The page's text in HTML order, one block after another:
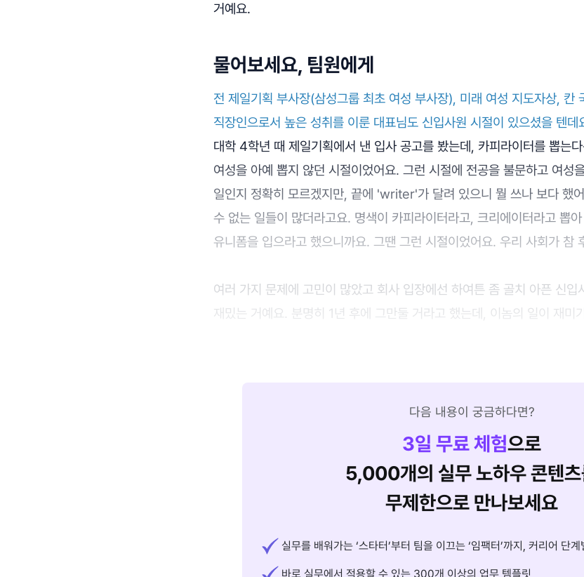
거예요.
물어보세요, 팀원에게
전 제일기획 부사장(삼성그룹 최초 여성 부사장), 미래 여성 지도자상, 칸
직장인으로서 높은 성취를 이룬 대표님도 신입사원 시절이 있으셨을 텐데
대학 4학년 때 제일기획에서 낸 입사 공고를 봤는데, 카피라이터를 뽑는
여성을 아예 뽑지 않던 시절이었어요. 그런 시절에 전공을 불문하고 여성
일인지 정확히 모르겠지만, 끝에 'writer'가 달려 있으니 뭘 쓰나 보다 했
수 없는 일들이 많더라고요. 명색이 카피라이터라고, 크리에이터라고 뽑
유니폼을 입으라고 했으니까요. 그땐 그런 시절이었어요. 우리 사회가 참
여러 가지 문제에 고민이 많았고 회사 입장에선 하여튼 좀 골치 아픈 신입
재밌는 거예요. 분명히 1년 후에 그만둘 거라고 했는데, 이놈의 일이 재미
다음 내용이 궁금하다면?
3일 무료 체험으로
5,000개의 실무 노하우 콘텐
무제한으로 만나보세요
실무를 배워가는 ‘스타터’부터 팀을 이끄는 ‘임팩터’까지, 커리어 단
바로 실무에서 적용할 수 있는 300개 이상의 업무 템플릿